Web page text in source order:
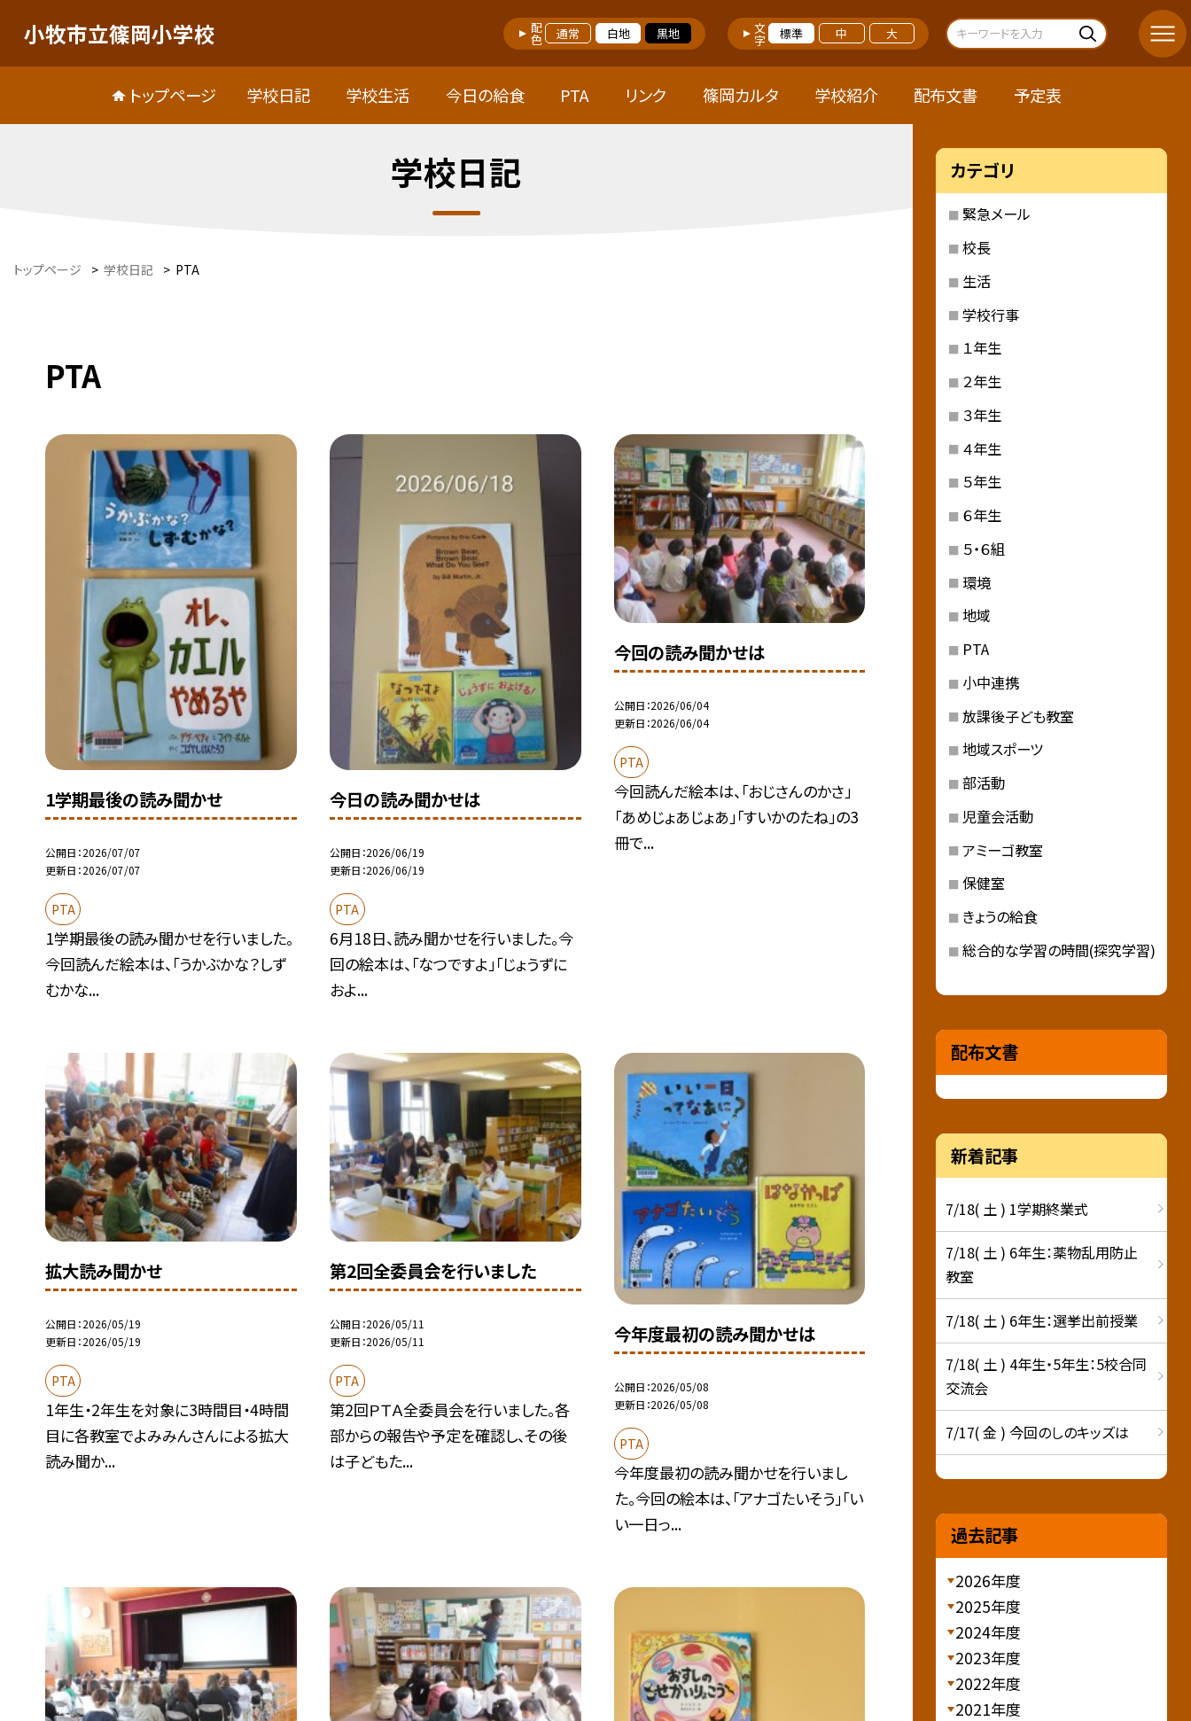
小牧市立篠岡小学校 配色 通常 白地 黒地 文字 標準 中 大
トップページ 学校日記 学校生活 今日の給食 PTA リンク 篠岡カルタ 学校紹介 配布文書 予定表
学校日記
トップページ > 学校日記 > PTA
PTA
1学期最後の読み聞かせ
公開日 2026/07/07
更新日 2026/07/07
PTA
1学期最後の読み聞かせを行いました。
今回読んだ絵本は、「うかぶかな？しず
むかな...
今日の読み聞かせは
公開日 2026/06/19
更新日 2026/06/19
PTA
6月18日、読み聞かせを行いました。今
回の絵本は、「なつですよ」「じょうずに
およ...
今回の読み聞かせは
公開日 2026/06/04
更新日 2026/06/04
PTA
今回読んだ絵本は、「おじさんのかさ」
「あめじょあじょあ」「すいかのたね」の3
冊で...
拡大読み聞かせ
公開日 2026/05/19
更新日 2026/05/19
PTA
1年生・2年生を対象に3時間目・4時間
目に各教室でよみみんさんによる拡大
読み聞か...
第2回全委員会を行いました
公開日 2026/05/11
更新日 2026/05/11
PTA
第2回ＰＴＡ全委員会を行いました。各
部からの報告や予定を確認し、その後
は子どもた...
今年度最初の読み聞かせは
公開日 2026/05/08
更新日 2026/05/08
PTA
今年度最初の読み聞かせを行いまし
た。今回の絵本は、「アナゴたいそう」「い
い一日っ...
カテゴリ
緊急メール
校長
生活
学校行事
１年生
２年生
３年生
４年生
５年生
６年生
５・６組
環境
地域
PTA
小中連携
放課後子ども教室
地域スポーツ
部活動
児童会活動
アミーゴ教室
保健室
きょうの給食
総合的な学習の時間(探究学習)
配布文書
新着記事
7/18( 土 ) 1学期終業式
7/18( 土 ) 6年生：薬物乱用防止
教室
7/18( 土 ) 6年生：選挙出前授業
7/18( 土 ) 4年生・5年生：5校合同
交流会
7/17( 金 ) 今回のしのキッズは
過去記事
2026年度
2025年度
2024年度
2023年度
2022年度
2021年度